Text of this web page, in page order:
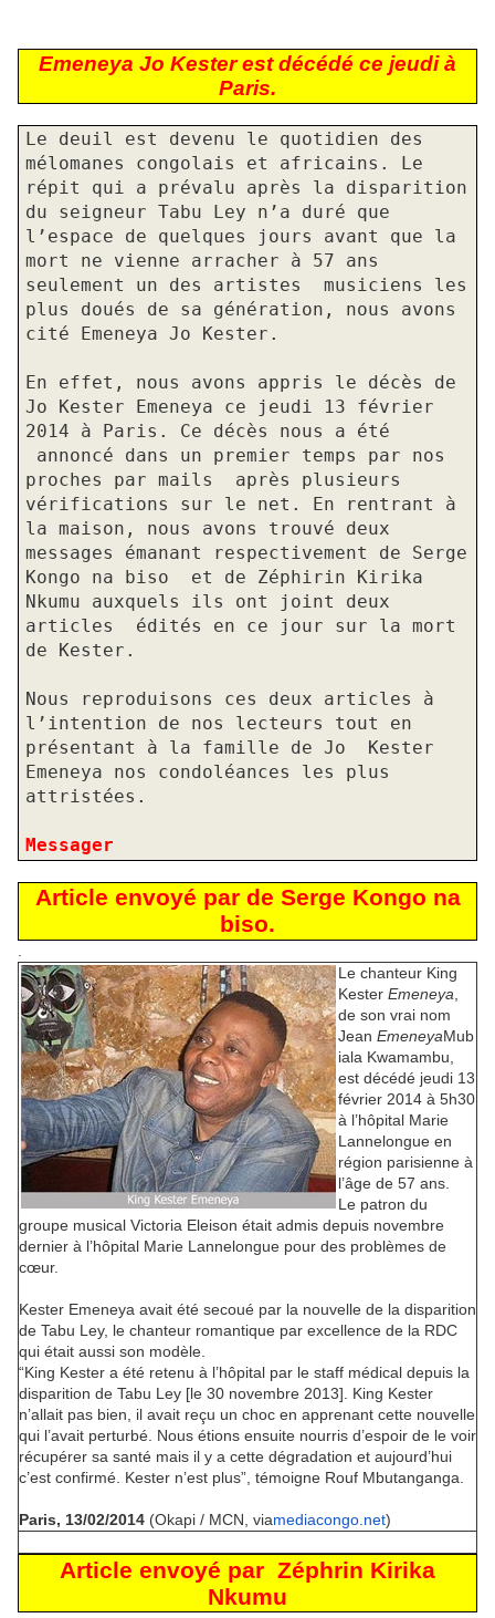
Emeneya Jo Kester est décédé ce jeudi à
Paris.
Le deuil est devenu le quotidien des
mélomanes congolais et africains. Le
répit qui a prévalu après la disparition
du seigneur Tabu Ley n’a duré que
l’espace de quelques jours avant que la
mort ne vienne arracher à 57 ans
seulement un des artistes
musiciens les
plus doués de sa génération, nous avons
cité Emeneya Jo Kester.
En effet, nous avons appris le décès de
Jo Kester Emeneya ce jeudi 13 février
2014 à Paris. Ce décès nous a été
annoncé dans un premier temps par nos
proches par mails
après plusieurs
vérifications sur le net. En rentrant à
la maison, nous avons trouvé deux
messages émanant respectivement de Serge
Kongo na biso
et de Zéphirin Kirika
Nkumu auxquels ils ont joint deux
articles
édités en ce jour sur la mort
de Kester.
Nous reproduisons ces deux articles à
l’intention de nos lecteurs tout en
présentant à la famille de Jo
Kester
Emeneya nos condoléances les plus
attristées.
Messager
Article envoyé par de Serge Kongo na
biso.
Le chanteur King
Kester Emeneya
de son vrai nom
Jean EmeneyaMub
iala Kwamambu,
est décédé jeudi 13
février 2014 à 5h30
à l’hôpital Marie
Lannelongue en
région parisienne à
l’âge de 57 ans.
Le patron du
groupe musical Victoria Eleison était admis depuis novembre
dernier à l’hôpital Marie Lannelongue pour des problèmes de
cœur.
Kester Emeneya avait été secoué par la nouvelle de la disparition
de Tabu Ley, le chanteur romantique par excellence de la RDC
qui était aussi son modèle.
“King Kester a été retenu à l’hôpital par le staff médical depuis la
disparition de Tabu Ley [le 30 novembre 2013]. King Kester
n’allait pas bien, il avait reçu un choc en apprenant cette nouvelle
qui l’avait perturbé. Nous étions ensuite nourris d’espoir de le voir
récupérer sa santé mais il y a cette dégradation et aujourd’hui
c’est confirmé. Kester n’est plus”, témoigne Rouf Mbutanganga.
Paris, 13/02/2014 (Okapi / MCN, viamediacongo.net)
Article envoyé par Zéphrin Kirika
Nkumu